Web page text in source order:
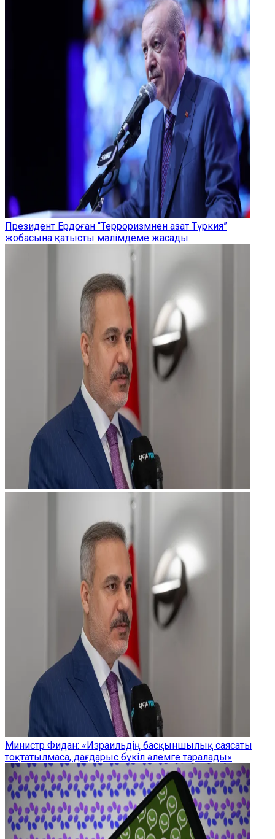
Президент Ердоған “Терроризмнен азат Түркия”
жобасына қатысты мәлімдеме жасады
Министр Фидан: «Израильдің басқыншылық саясаты
тоқтатылмаса, дағдарыс бүкіл әлемге таралады»